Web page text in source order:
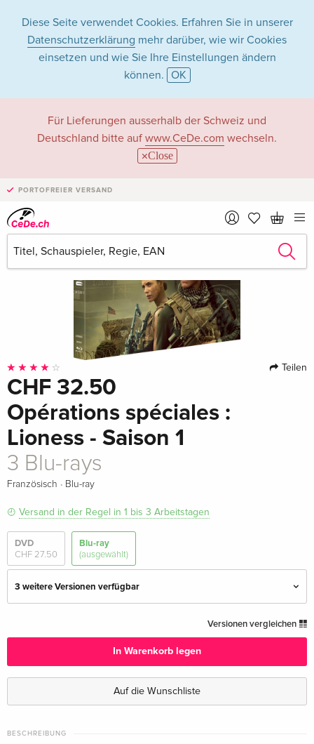
Diese Seite verwendet Cookies. Erfahren Sie in unserer
Datenschutzerklärung mehr darüber, wie wir Cookies
einsetzen und wie Sie Ihre Einstellungen ändern
können. OK
Für Lieferungen ausserhalb der Schweiz und
Deutschland bitte auf www.CeDe.com wechseln.
Close
PORTOFREIER VERSAND
Teilen
CHF 32.50
Opérations spéciales :
Lioness - Saison 1
3 Blu-rays
Französisch · Blu-ray
Versand in der Regel in 1 bis 3 Arbeitstagen
DVD
CHF 27.50
Blu-ray
(ausgewählt)
3 weitere Versionen verfügbar
CHF 34.50
3 Blu-rays
CHF 31.50
Englisch · US Version
Versionen vergleichen
In Warenkorb legen
Auf die Wunschliste
BESCHREIBUNG